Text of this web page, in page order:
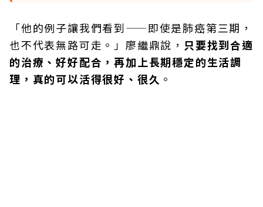
「他的例子讓我們看到——即使是肺癌第三期，
也不代表無路可走。」廖繼鼎說， 只要找到合適
的治療、好好配合，再加上長期穩定的生活調
理，真的可以活得很好、很久 。